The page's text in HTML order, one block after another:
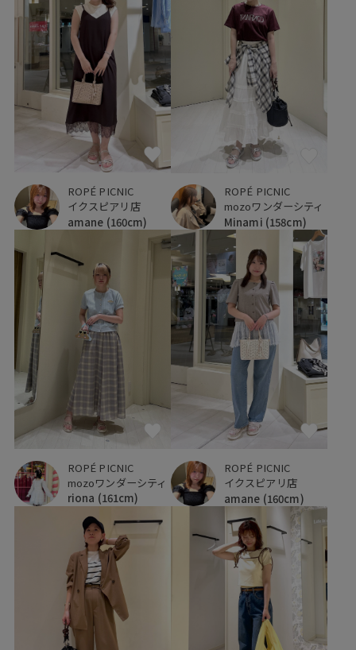
ROPÉ PICNIC
イクスピアリ店
amane (160cm)
ROPÉ PICNIC
mozoワンダーシティ
Minami (158cm)
ROPÉ PICNIC
mozoワンダーシティ
riona (161cm)
ROPÉ PICNIC
イクスピアリ店
amane (160cm)